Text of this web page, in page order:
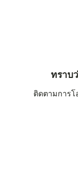
ทราบ
ติดตามการ